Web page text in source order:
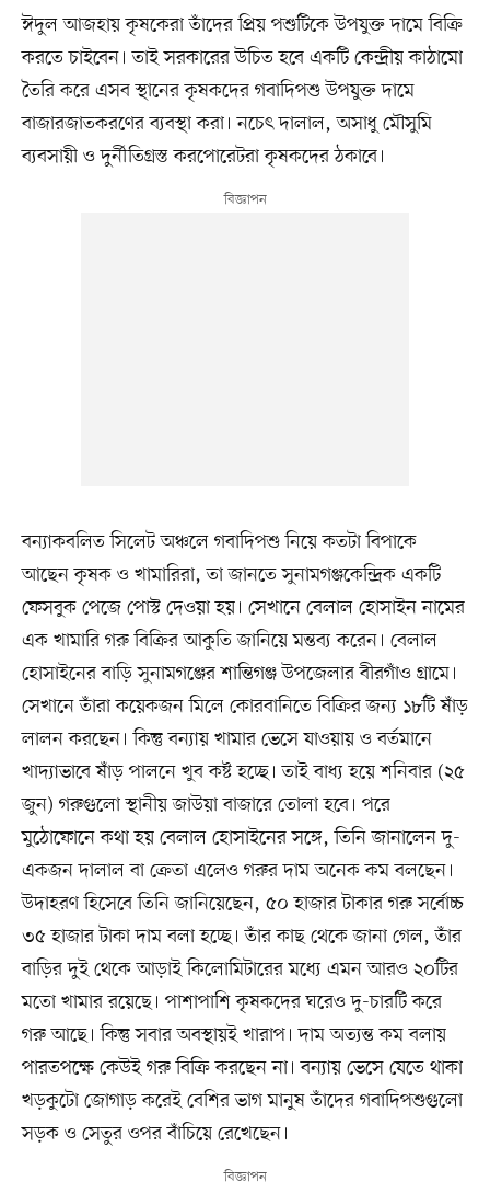
ঈদুল আজহায় কৃষকেরা তাঁদের প্রিয় পশুটিকে উপযুক্ত দামে বিক্রি
করতে চাইবেন। তাই সরকারের উচিত হবে একটি কেন্দ্রীয় কাঠামো
তৈরি করে এসব স্থানের কৃষকদের গবাদিপশু উপযুক্ত দামে
বাজারজাতকরণের ব্যবস্থা করা। নচেৎ দালাল, অসাধু মৌসুমি
ব্যবসায়ী ও দুর্নীতিগ্রস্ত করপোরেটরা কৃষকদের ঠকাবে।
বন্যাকবলিত সিলেট অঞ্চলে গবাদিপশু নিয়ে কতটা বিপাকে
আছেন কৃষক ও খামারিরা, তা জানতে সুনামগঞ্জকেন্দ্রিক একটি
ফেসবুক পেজে পোস্ট দেওয়া হয়। সেখানে বেলাল হোসাইন নামের
এক খামারি গরু বিক্রির আকুতি জানিয়ে মন্তব্য করেন। বেলাল
হোসাইনের বাড়ি সুনামগঞ্জের শান্তিগঞ্জ উপজেলার বীরগাঁও গ্রামে।
সেখানে তাঁরা কয়েকজন মিলে কোরবানিতে বিক্রির জন্য ১৮টি ষাঁড়
লালন করছেন। কিন্তু বন্যায় খামার ভেসে যাওয়ায় ও বর্তমানে
খাদ্যাভাবে ষাঁড় পালনে খুব কষ্ট হচ্ছে। তাই বাধ্য হয়ে শনিবার (২৫
জুন) গরুগুলো স্থানীয় জাউয়া বাজারে তোলা হবে। পরে
মুঠোফোনে কথা হয় বেলাল হোসাইনের সঙ্গে, তিনি জানালেন দু-
একজন দালাল বা ক্রেতা এলেও গরুর দাম অনেক কম বলছেন।
উদাহরণ হিসেবে তিনি জানিয়েছেন, ৫০ হাজার টাকার গরু সর্বোচ্চ
৩৫ হাজার টাকা দাম বলা হচ্ছে। তাঁর কাছ থেকে জানা গেল, তাঁর
বাড়ির দুই থেকে আড়াই কিলোমিটারের মধ্যে এমন আরও ২০টির
মতো খামার রয়েছে। পাশাপাশি কৃষকদের ঘরেও দু-চারটি করে
গরু আছে। কিন্তু সবার অবস্থায়ই খারাপ। দাম অত্যন্ত কম বলায়
পারতপক্ষে কেউই গরু বিক্রি করছেন না। বন্যায় ভেসে যেতে থাকা
খড়কুটো জোগাড় করেই বেশির ভাগ মানুষ তাঁদের গবাদিপশুগুলো
সড়ক ও সেতুর ওপর বাঁচিয়ে রেখেছেন।